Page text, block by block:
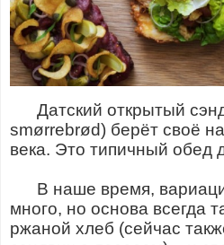
Датский открытый
smørrebrød) берёт своё
века. Это типичный обед
В наше время,
много, но основа всегда
ржаной хлеб (сейчас